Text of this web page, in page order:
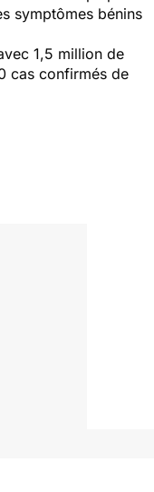
symptômes bénins
1,5 million de
cas confirmés de